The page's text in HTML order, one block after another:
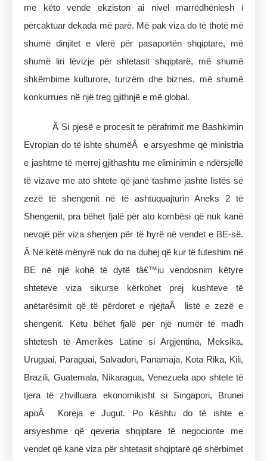
me këto vende ekziston ai nivel marrëdhëniesh i
përcaktuar dekada më parë. Më pak viza do të thotë më
shumë dinjitet e vlerë për pasaportën shqiptare, më
shumë liri lëvizje për shtetasit shqiptarë, më shumë
shkëmbime kulturore, turizëm dhe biznes, më shumë
konkurrues në një treg gjithnjë e më global.
Â Si pjesë e procesit te përafrimit me Bashkimin
Evropian do të ishte shumëÂ e arsyeshme që ministria
e jashtme të merrej gjithashtu me eliminimin e ndërsjellë
të vizave me ato shtete që janë tashmë jashtë listës së
zezë të shengenit në të ashtuquajturin Aneks 2 të
Shengenit, pra bëhet fjalë për ato kombësi që nuk kanë
nevojë për viza shenjen për të hyrë në vendet e BE-së.
Â Në këtë mënyrë nuk do na duhej që kur të futeshim në
BE në një kohë të dytë tâ€™iu vendosnim këtyre
shteteve viza sikurse kërkohet prej kushteve të
anëtarësimit që të përdoret e njëjtaÂ listë e zezë e
shengenit. Këtu bëhet fjalë për një numër të madh
shtetesh të Amerikës Latine si Argjentina, Meksika,
Uruguai, Paraguai, Salvadori, Panamaja, Kota Rika, Kili,
Brazili, Guatemala, Nikaragua, Venezuela apo shtete të
tjera të zhvilluara ekonomikisht si Singapori, Brunei
apoÂ Koreja e Jugut. Po kështu do të ishte e
arsyeshme që qeveria shqiptare të negocionte me
vendet që kanë viza për shtetasit shqiptarë që shërbimet